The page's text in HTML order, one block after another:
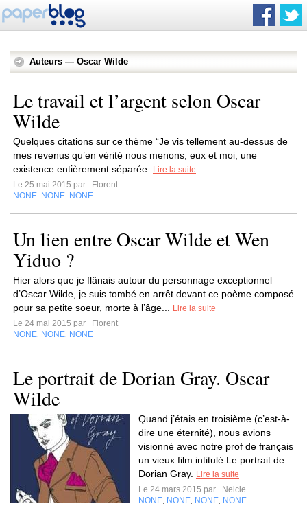
Auteurs — Oscar Wilde
Le travail et l’argent selon Oscar
Wilde
Quelques citations sur ce thème “Je vis tellement au-dessus de
mes revenus qu’en vérité nous menons, eux et moi, une
existence entièrement séparée.
Lire la suite
Le 25 mai 2015 par
Florent
NONE NONE NONE
Un lien entre Oscar Wilde et Wen
Yiduo ?
Hier alors que je flânais autour du personnage exceptionnel
d’Oscar Wilde, je suis tombé en arrêt devant ce poème composé
pour sa petite soeur, morte à l’âge...
Lire la suite
Le 24 mai 2015 par
Florent
NONE NONE NONE
Le portrait de Dorian Gray. Oscar
Wilde
Quand j’étais en troisième (c’est-à-
dire une éternité), nous avions
visionné avec notre prof de français
un vieux film intitulé Le portrait de
Dorian Gray.
Lire la suite
Le 24 mars 2015 par
Nelcie
NONE NONE NONE NONE